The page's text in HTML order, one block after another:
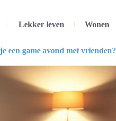
Lekker leven Wonen
een game avond met vrienden?